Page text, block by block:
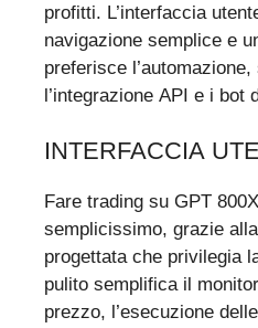
profitti. L’interfaccia
navigazione semplice e
preferisce
l’integrazione API e i bot
INTERFACCIA
Fare trading su GPT
semplicissimo, grazie
progettata che privilegia
pulito semplifica il
prezzo, l’esecuzione